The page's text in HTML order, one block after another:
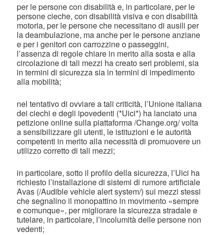
per le persone con disabilità e, in particolare, per le
persone cieche, con disabilità visiva e con disabilità
motoria, per le persone che necessitano di ausili per
la deambulazione, ma anche per le persone anziane
e per i genitori con carrozzine o passeggini,
l’assenza di regole chiare in merito alla sosta e alla
circolazione di tali mezzi ha creato seri problemi, sia
in termini di sicurezza sia in termini di impedimento
alla mobilità;
nel tentativo di ovviare a tali criticità, l’Unione italiana
dei ciechi e degli ipovedenti (*Uici*) ha lanciato una
petizione online sulla piattaforma /Change.org/ volta
a sensibilizzare gli utenti, le istituzioni e le autorità
competenti in merito alla necessità di promuovere un
utilizzo corretto di tali mezzi;
in particolare, sotto il profilo della sicurezza, l’Uici ha
richiesto l’installazione di sistemi di rumore artificiale
Avas (/Audible vehicle alert system/) sui mezzi stessi
che segnalino il monopattino in movimento «sempre
e comunque», per migliorare la sicurezza stradale e
tutelare, in particolare, l’incolumità delle persone non
vedenti;